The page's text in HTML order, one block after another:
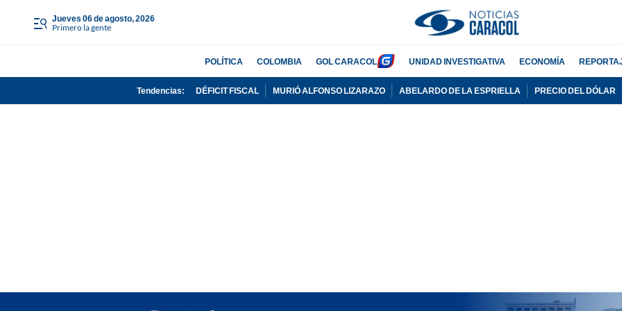
jueves 06 de agosto, 2026
Primero la gente
POLÍTICA COLOMBIA GOL CARACOL UNIDAD INVESTIGATIVA ECONOMÍA
Tendencias: DÉFICIT FISCAL MURIÓ ALFONSO LIZARAZO ABELARDO DE LA ESPRIELLA PRECIO DEL DÓLAR